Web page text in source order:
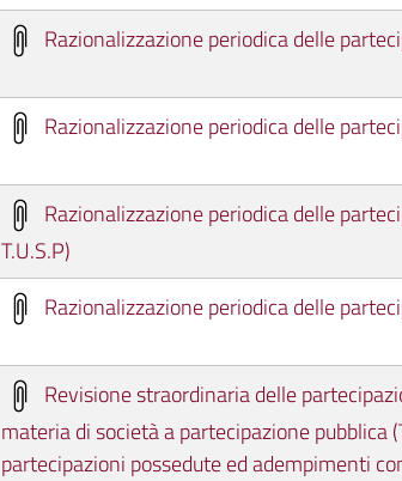
Razionalizzazione periodica delle
Razionalizzazione periodica delle
Razionalizzazione periodica delle
T.U.S.P)
Razionalizzazione periodica delle
Revisione straordinaria delle
materia di società a partecipazione pubblica
partecipazioni possedute ed adempimenti